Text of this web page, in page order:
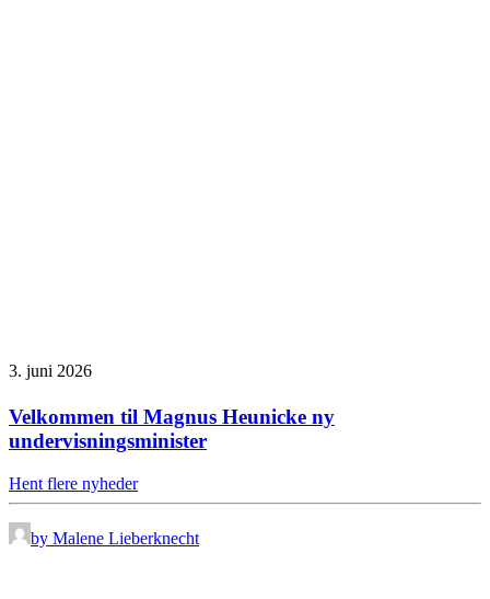
3. juni 2026
Velkommen til Magnus Heunicke ny
undervisningsminister
Hent flere nyheder
by Malene Lieberknecht